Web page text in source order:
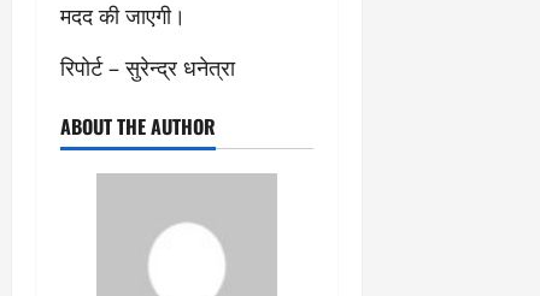
मदद की जाएगी।
रिपोर्ट – सुरेन्द्र धनेत्रा
ABOUT THE AUTHOR